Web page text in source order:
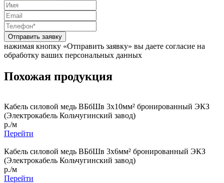
Отправить заявку
нажимая кнопку «Отправить заявку» вы даете согласие на
обработку ваших персональных данных
Похожая продукция
Кабель силовой медь ВБбШв 3x10мм² бронированный ЭКЗ
(Электрокабель Кольчугинский завод)
р./м
Перейти
Кабель силовой медь ВБбШв 3x6мм² бронированный ЭКЗ
(Электрокабель Кольчугинский завод)
р./м
Перейти